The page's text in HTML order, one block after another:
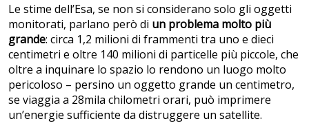
Le stime dell’Esa, se non si considerano solo gli oggetti
monitorati, parlano però di un problema molto più
grande: circa 1,2 milioni di frammenti tra uno e dieci
centimetri e oltre 140 milioni di particelle più piccole, che
oltre a inquinare lo spazio lo rendono un luogo molto
pericoloso – persino un oggetto grande un centimetro,
se viaggia a 28mila chilometri orari, può imprimere
un’energie sufficiente da distruggere un satellite.